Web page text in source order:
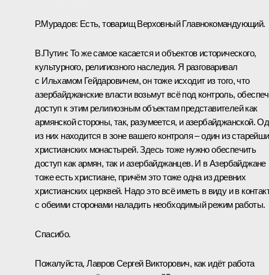
Р.Мурадов: Есть, товарищ Верховный Главнокомандующий.
В.Путин: То же самое касается и объектов исторического,
культурного, религиозного наследия. Я разговаривал
с Ильхамом Гейдаровичем, он тоже исходит из того, что
азербайджанские власти возьмут всё под контроль,
доступ к этим религиозным объектам представителей как
армянской стороны, так, разумеется, и азербайджанской.
из них находится в зоне вашего контроля – один из
христианских монастырей. Здесь тоже нужно обеспечить
доступ как армян, так и азербайджанцев. И в Азербайджане
тоже есть христиане, причём это тоже одна из древних
христианских церквей. Надо это всё иметь в виду и в
с обеими сторонами наладить необходимый режим работы.
Спасибо.
Пожалуйста, Лавров Сергей Викторович, как идёт работа